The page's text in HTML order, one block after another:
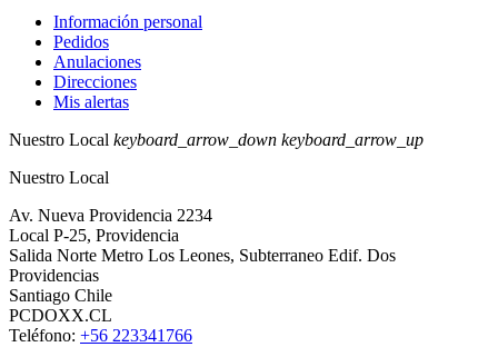
Información personal
Pedidos
Anulaciones
Direcciones
Mis alertas
Nuestro Local keyboard_arrow_down keyboard_arrow_up
Nuestro Local
Av. Nueva Providencia 2234
Local P-25, Providencia
Salida Norte Metro Los Leones, Subterraneo Edif. Dos
Providencias
Santiago Chile
PCDOXX.CL
Teléfono: +56 223341766